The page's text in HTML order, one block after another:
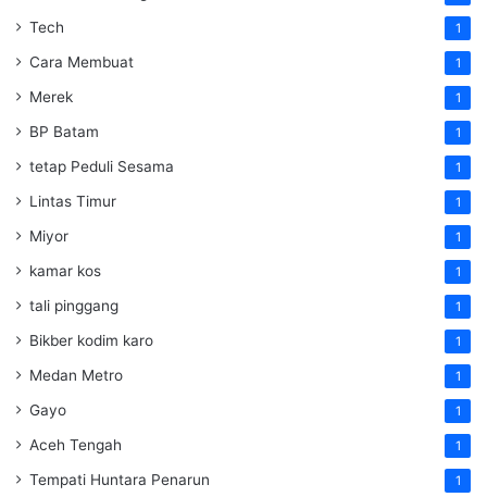
Tech 1
Cara Membuat 1
Merek 1
BP Batam 1
tetap Peduli Sesama 1
Lintas Timur 1
Miyor 1
kamar kos 1
tali pinggang 1
Bikber kodim karo 1
Medan Metro 1
Gayo 1
Aceh Tengah 1
Tempati Huntara Penarun 1